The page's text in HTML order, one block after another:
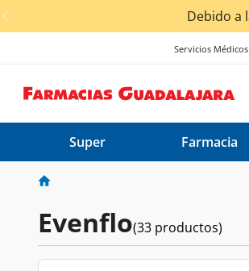
< div class="carousel-inner">
Servicios Médicos
Super Farmacia
Evenflo(33 productos)